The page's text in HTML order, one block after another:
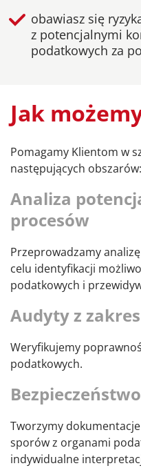
obawiasz się
z potencjalnymi
podatkowych za
Jak
Pomagamy Klientom w
następujących obszarów:
Analiza
procesów
Przeprowadzamy
celu identyfikacji
podatkowych i
Audyty z
Weryfikujemy
podatkowych.
Tworzymy
sporów z organami
indywidualne